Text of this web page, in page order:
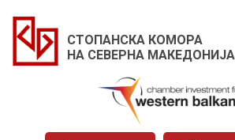
СТОПАНСКА КОМОРА
НА СЕВЕРНА МАКЕДОНИЈА